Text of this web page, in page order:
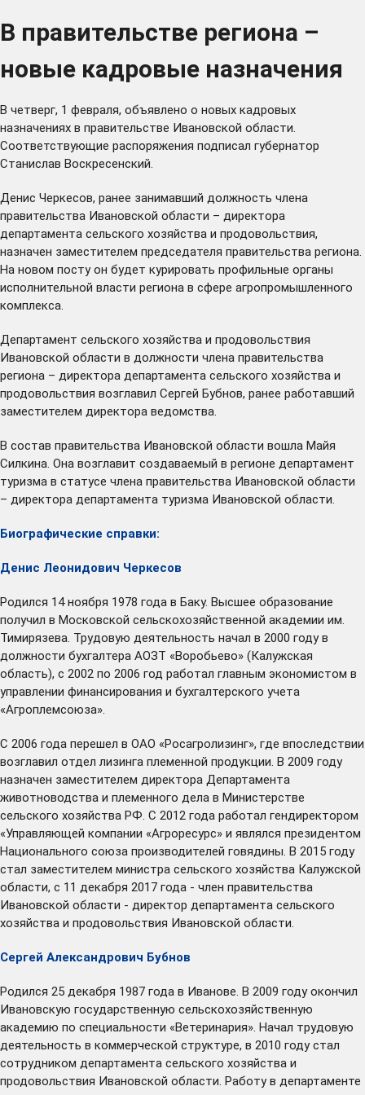
В правительстве региона –
новые кадровые назначения
В четверг, 1 февраля, объявлено о новых кадровых
назначениях в правительстве Ивановской области.
Соответствующие распоряжения подписал губернатор
Станислав Воскресенский.
Денис Черкесов, ранее занимавший должность члена
правительства Ивановской области – директора
департамента сельского хозяйства и продовольствия,
назначен заместителем председателя правительства региона.
На новом посту он будет курировать профильные органы
исполнительной власти региона в сфере агропромышленного
комплекса.
Департамент сельского хозяйства и продовольствия
Ивановской области в должности члена правительства
региона – директора департамента сельского хозяйства и
продовольствия возглавил Сергей Бубнов, ранее работавший
заместителем директора ведомства.
В состав правительства Ивановской области вошла Майя
Силкина. Она возглавит создаваемый в регионе департамент
туризма в статусе члена правительства Ивановской области
– директора департамента туризма Ивановской области.
Биографические справки:
Денис Леонидович Черкесов
Родился 14 ноября 1978 года в Баку. Высшее образование
получил в Московской сельскохозяйственной академии им.
Тимирязева. Трудовую деятельность начал в 2000 году в
должности бухгалтера АОЗТ «Воробьево» (Калужская
область), с 2002 по 2006 год работал главным экономистом в
управлении финансирования и бухгалтерского учета
«Агроплемсоюза».
С 2006 года перешел в ОАО «Росагролизинг», где впоследствии
возглавил отдел лизинга племенной продукции. В 2009 году
назначен заместителем директора Департамента
животноводства и племенного дела в Министерстве
сельского хозяйства РФ. С 2012 года работал гендиректором
«Управляющей компании «Агроресурс» и являлся президентом
Национального союза производителей говядины. В 2015 году
стал заместителем министра сельского хозяйства Калужской
области, с 11 декабря 2017 года - член правительства
Ивановской области - директор департамента сельского
хозяйства и продовольствия Ивановской области.
Сергей Александрович Бубнов
Родился 25 декабря 1987 года в Иванове. В 2009 году окончил
Ивановскую государственную сельскохозяйственную
академию по специальности «Ветеринария». Начал трудовую
деятельность в коммерческой структуре, в 2010 году стал
сотрудником департамента сельского хозяйства и
продовольствия Ивановской области. Работу в департаменте